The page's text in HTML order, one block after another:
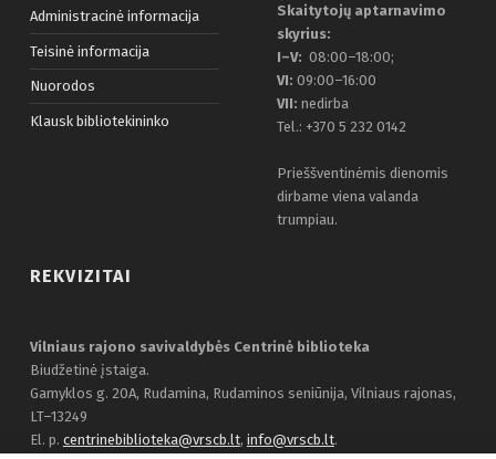
Administracinė informacija
Teisinė informacija
Nuorodos
Klausk bibliotekininko
Skaitytojų aptarnavimo
skyrius:
I–V: 08:00–18:00;
VI: 09:00–16:00
VII: nedirba
Tel.: +370 5 232 0142
Prieššventinėmis dienomis
dirbame viena valanda
trumpiau.
REKVIZITAI
Vilniaus rajono savivaldybės Centrinė biblioteka
Biudžetinė įstaiga.
Gamyklos g. 20A, Rudamina, Rudaminos seniūnija, Vilniaus rajonas,
LT–13249
El. p. centrinebiblioteka@vrscb.lt, info@vrscb.lt.